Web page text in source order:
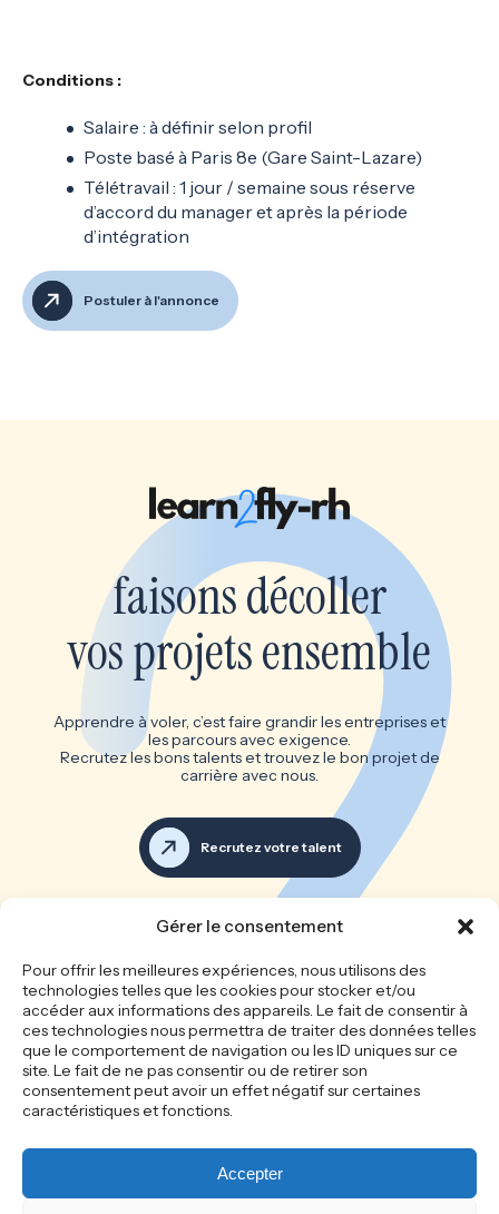
Gérer le consentement
Pour offrir les meilleures expériences, nous utilisons des
technologies telles que les cookies pour stocker et/ou
accéder aux informations des appareils. Le fait de consentir à
ces technologies nous permettra de traiter des données telles
que le comportement de navigation ou les ID uniques sur ce
site. Le fait de ne pas consentir ou de retirer son
consentement peut avoir un effet négatif sur certaines
caractéristiques et fonctions.
Accepter
Conditions :
Salaire : à définir selon profil
Poste basé à Paris 8e (Gare Saint-Lazare)
Télétravail : 1 jour / semaine sous réserve
d’accord du manager et après la période
d’intégration
Postuler à l'annonce
faisons décoller
vos projets ensemble
Apprendre à voler, c’est faire grandir les entreprises et
les parcours avec exigence.
Recrutez les bons talents et trouvez le bon projet de
carrière avec nous.
Recrutez votre talent
Les bonnes équipes font les
grandes entreprises
Accueil
Le cabinet
Recrutement
Nos offres d’emploi
Candidature spontanée
Actualités
Mentions légales
confidentialité
Politique de cookie